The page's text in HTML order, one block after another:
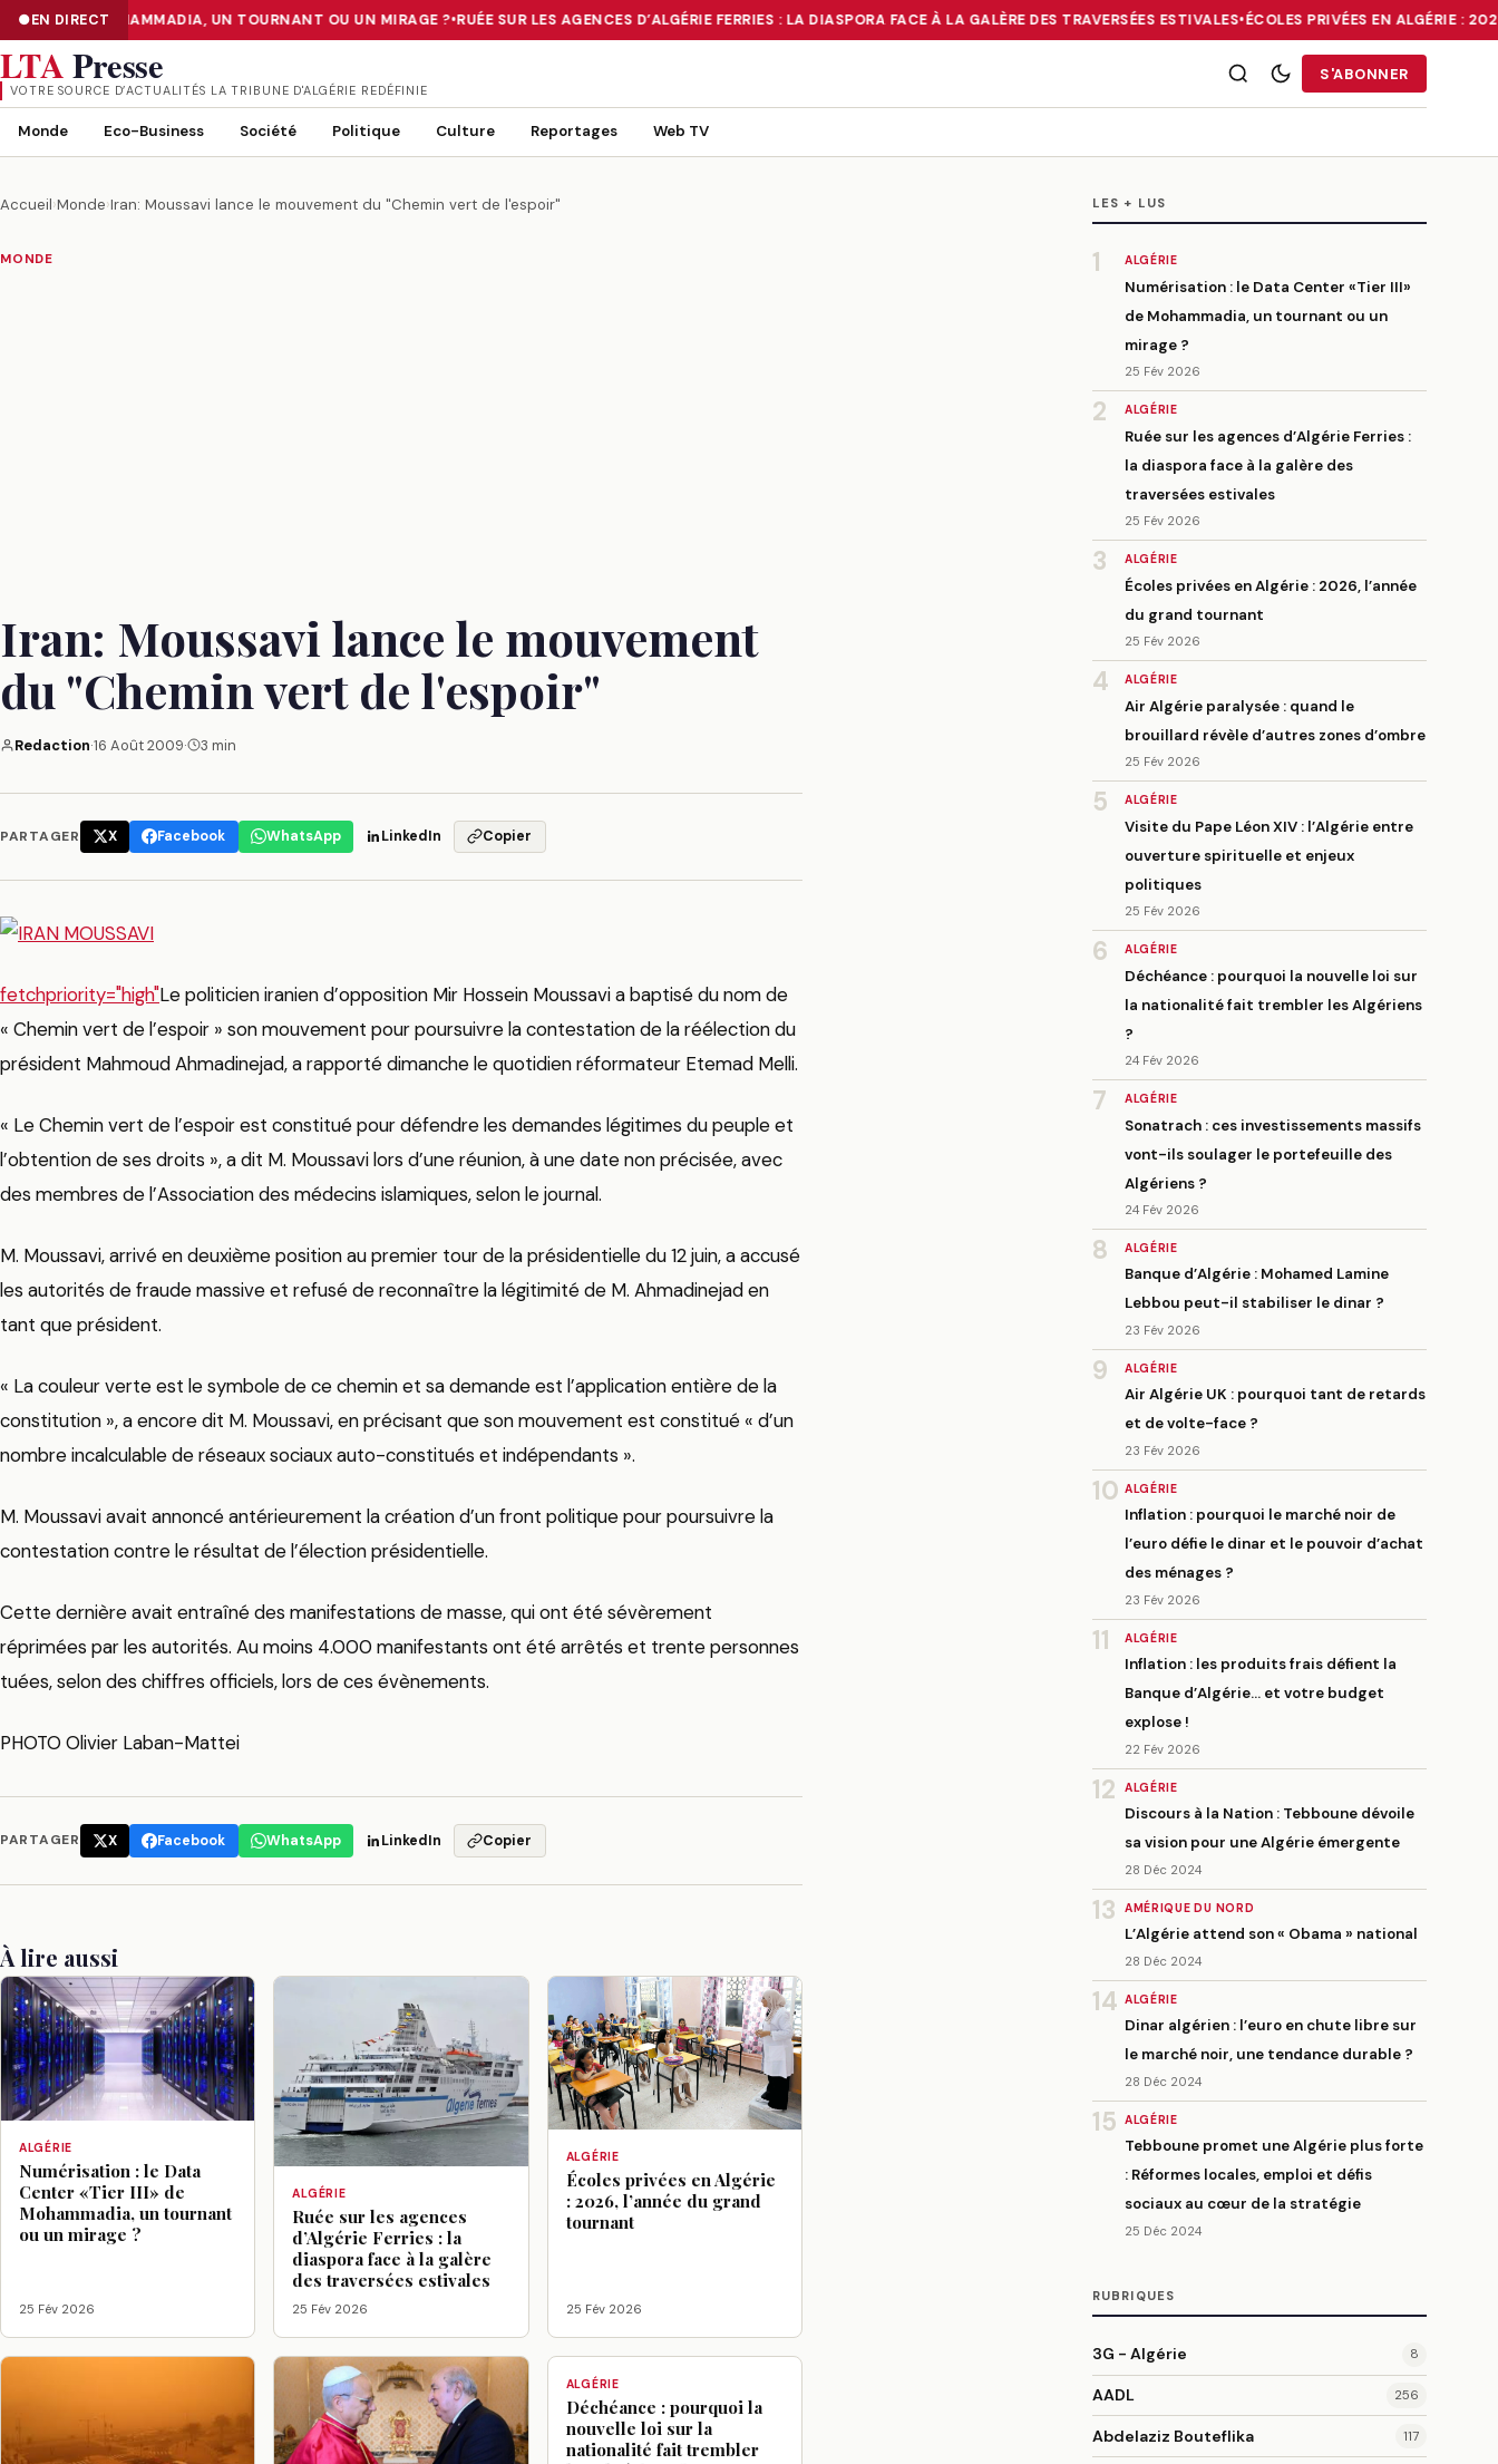
EN DIRECT
III» DE MOHAMMADIA, UN TOURNANT OU UN MIRAGE ? •RUÉE SUR LES AGENCES D’ALGÉRIE FERRIES : LA DIASPORA FACE À LA GALÈRE DES TRAVERSÉES ESTIVALES•ÉCOLES PRIVÉES EN ALGÉRIE :
NUMÉRISATION : LE DATA CENTER «TIER III» DE MOHAMMADIA, UN TOURNANT OU UN MIRAGE ?•RUÉE SUR LES AGENCES D’ALGÉRIE FERRIES : LA DIASPORA FACE À LA GALÈRE DES TRAVERSÉES
LTAPresse
VOTRE SOURCE D’ACTUALITÉS LA TRIBUNE D'ALGÉRIE REDÉFINIE
S'ABONNER
Monde Eco-Business Société Politique Culture Reportages Web TV
Accueil›Monde›Iran: Moussavi lance le mouvement du "Chemin vert de l'espoir"
MONDE
Iran: Moussavi lance le mouvement
du "Chemin vert de l'espoir"
Redaction·16 Août 2009· 3 min
PARTAGER X Facebook WhatsApp LinkedIn Copier
fetchpriority="high"Le politicien iranien d’opposition Mir Hossein Moussavi a baptisé du nom de
« Chemin vert de l’espoir » son mouvement pour poursuivre la contestation de la réélection du
président Mahmoud Ahmadinejad, a rapporté dimanche le quotidien réformateur Etemad Melli.
« Le Chemin vert de l’espoir est constitué pour défendre les demandes légitimes du peuple et
l’obtention de ses droits », a dit M. Moussavi lors d’une réunion, à une date non précisée, avec
des membres de l’Association des médecins islamiques, selon le journal.
M. Moussavi, arrivé en deuxième position au premier tour de la présidentielle du 12 juin, a accusé
les autorités de fraude massive et refusé de reconnaître la légitimité de M. Ahmadinejad en
tant que président.
« La couleur verte est le symbole de ce chemin et sa demande est l’application entière de la
constitution », a encore dit M. Moussavi, en précisant que son mouvement est constitué « d’un
nombre incalculable de réseaux sociaux auto-constitués et indépendants ».
M. Moussavi avait annoncé antérieurement la création d’un front politique pour poursuivre la
contestation contre le résultat de l’élection présidentielle.
Cette dernière avait entraîné des manifestations de masse, qui ont été sévèrement
réprimées par les autorités. Au moins 4.000 manifestants ont été arrêtés et trente personnes
tuées, selon des chiffres officiels, lors de ces évènements.
PHOTO Olivier Laban-Mattei
PARTAGER X Facebook WhatsApp LinkedIn Copier
À lire aussi
ALGÉRIE
Numérisation : le Data
Center «Tier III» de
Mohammadia, un tournant
ou un mirage ?
25 Fév 2026
ALGÉRIE
Ruée sur les agences
d’Algérie Ferries : la
diaspora face à la galère
des traversées estivales
25 Fév 2026
ALGÉRIE
Écoles privées en Algérie
: 2026, l’année du grand
tournant
25 Fév 2026
ALGÉRIE
Déchéance : pourquoi la
nouvelle loi sur la
nationalité fait trembler
LES + LUS
1 ALGÉRIE
Numérisation : le Data Center «Tier III»
de Mohammadia, un tournant ou un
mirage ?
25 Fév 2026
2 ALGÉRIE
Ruée sur les agences d’Algérie Ferries :
la diaspora face à la galère des
traversées estivales
25 Fév 2026
3 ALGÉRIE
Écoles privées en Algérie : 2026, l’année
du grand tournant
25 Fév 2026
4 ALGÉRIE
Air Algérie paralysée : quand le
brouillard révèle d’autres zones d’ombre
25 Fév 2026
5 ALGÉRIE
Visite du Pape Léon XIV : l’Algérie entre
ouverture spirituelle et enjeux
politiques
25 Fév 2026
6 ALGÉRIE
Déchéance : pourquoi la nouvelle loi sur
la nationalité fait trembler les Algériens
?
24 Fév 2026
7 ALGÉRIE
Sonatrach : ces investissements massifs
vont-ils soulager le portefeuille des
Algériens ?
24 Fév 2026
8 ALGÉRIE
Banque d’Algérie : Mohamed Lamine
Lebbou peut-il stabiliser le dinar ?
23 Fév 2026
9 ALGÉRIE
Air Algérie UK : pourquoi tant de retards
et de volte-face ?
23 Fév 2026
10 ALGÉRIE
Inflation : pourquoi le marché noir de
l’euro défie le dinar et le pouvoir d’achat
des ménages ?
23 Fév 2026
11 ALGÉRIE
Inflation : les produits frais défient la
Banque d’Algérie… et votre budget
explose !
22 Fév 2026
12 ALGÉRIE
Discours à la Nation : Tebboune dévoile
sa vision pour une Algérie émergente
28 Déc 2024
13 AMÉRIQUE DU NORD
L’Algérie attend son « Obama » national
28 Déc 2024
14 ALGÉRIE
Dinar algérien : l’euro en chute libre sur
le marché noir, une tendance durable ?
28 Déc 2024
15 ALGÉRIE
Tebboune promet une Algérie plus forte
: Réformes locales, emploi et défis
sociaux au cœur de la stratégie
25 Déc 2024
RUBRIQUES
3G - Algérie 8
AADL 256
Abdelaziz Bouteflika 117